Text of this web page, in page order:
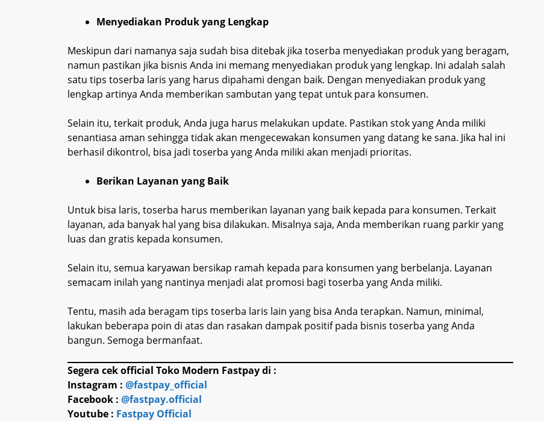
Menyediakan Produk yang Lengkap
Meskipun dari namanya saja sudah bisa ditebak jika toserba menyediakan produk yang beragam,
namun pastikan jika bisnis Anda ini memang menyediakan produk yang lengkap. Ini adalah salah
satu tips toserba laris yang harus dipahami dengan baik. Dengan menyediakan produk yang
lengkap artinya Anda memberikan sambutan yang tepat untuk para konsumen.
Selain itu, terkait produk, Anda juga harus melakukan update. Pastikan stok yang Anda miliki
senantiasa aman sehingga tidak akan mengecewakan konsumen yang datang ke sana. Jika hal ini
berhasil dikontrol, bisa jadi toserba yang Anda miliki akan menjadi prioritas.
Berikan Layanan yang Baik
Untuk bisa laris, toserba harus memberikan layanan yang baik kepada para konsumen. Terkait
layanan, ada banyak hal yang bisa dilakukan. Misalnya saja, Anda memberikan ruang parkir yang
luas dan gratis kepada konsumen.
Selain itu, semua karyawan bersikap ramah kepada para konsumen yang berbelanja. Layanan
semacam inilah yang nantinya menjadi alat promosi bagi toserba yang Anda miliki.
Tentu, masih ada beragam tips toserba laris lain yang bisa Anda terapkan. Namun, minimal,
lakukan beberapa poin di atas dan rasakan dampak positif pada bisnis toserba yang Anda
bangun. Semoga bermanfaat.
Segera cek official Toko Modern Fastpay di :
Instagram : @fastpay_official
Facebook : @fastpay.official
Youtube : Fastpay Official